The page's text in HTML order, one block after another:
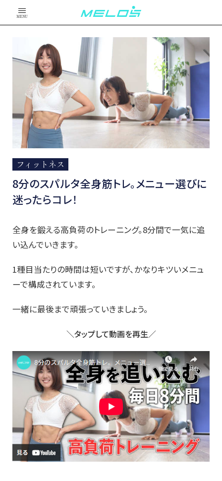
MENU
フィットネス
8分のスパルタ全身筋トレ。メニュー選びに
迷ったらコレ！
全身を鍛える高負荷のトレーニング。8分間で一気に追
い込んでいきます。
1種目当たりの時間は短いですが、かなりキツいメニュ
ーで構成されています。
一緒に最後まで頑張っていきましょう。
＼タップして動画を再生／